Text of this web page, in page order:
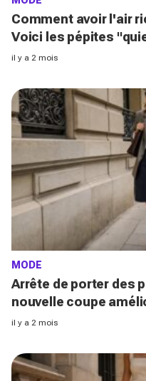
Comment avoir l'air
Voici les pépites
French Riviera
il y a 2 mois
MODE
Arrête de porter des
nouvelle coupe
avec mocassins pour
il y a 2 mois